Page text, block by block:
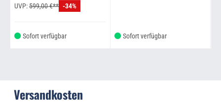
UVP:599,00 €** -34%
Sofort verfügbar Sofort verfügbar
Versandkosten